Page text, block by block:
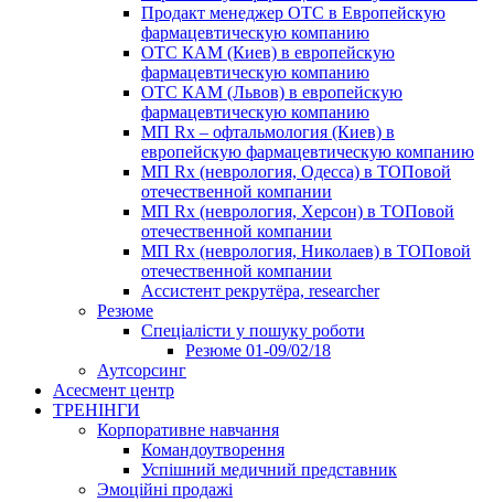
Продакт менеджер ОТС в Европейскую
фармацевтическую компанию
ОТС КАМ (Киев) в европейскую
фармацевтическую компанию
ОТС КАМ (Львов) в европейскую
фармацевтическую компанию
МП Rx – офтальмология (Киев) в
европейскую фармацевтическую компанию
МП Rx (неврология, Одесса) в ТОПовой
отечественной компании
МП Rx (неврология, Херсон) в ТОПовой
отечественной компании
МП Rx (неврология, Николаев) в ТОПовой
отечественной компании
Ассистент рекрутёра, researcher
Резюме
Cпеціалісти у пошуку роботи
Резюме 01-09/02/18
Аутсорсинг
Асесмент центр
ТРЕНІНГИ
Корпоративне навчання
Командоутворення
Успішний медичний представник
Эмоційні продажі